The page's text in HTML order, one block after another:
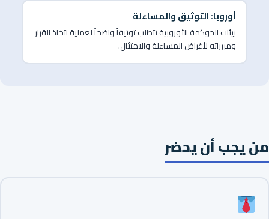
أوروبا: التوثيق والمساءلة
بيئات الحوكمة الأوروبية تتطلب توثيقاً واضحاً لعملية اتخاذ القرار
ومبرراته لأغراض المساءلة والامتثال.
من يجب أن يحضر